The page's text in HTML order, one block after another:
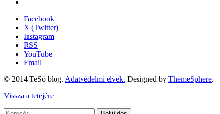
Facebook
X (Twitter)
Instagram
RSS
YouTube
Email
© 2014 TeSó blog. Adatvédelmi elvek. Designed by ThemeSphere.
Vissza a tetejére